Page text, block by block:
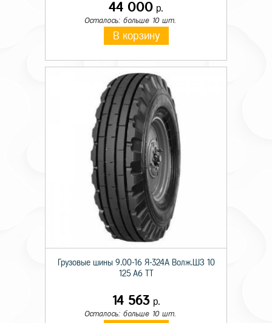
44 000 р.
Осталось: больше 10 шт.
В корзину
Грузовые шины 9.00-16 Я-324А Волж.ШЗ 10
125 A6 TT
14 563р.
Осталось: больше 10 шт.